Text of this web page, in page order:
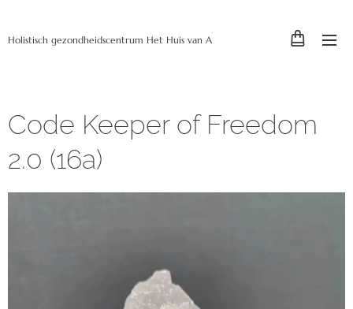
Holistisch gezondheidscentrum Het Huis van A
Code Keeper of Freedom
2.0 (16a)